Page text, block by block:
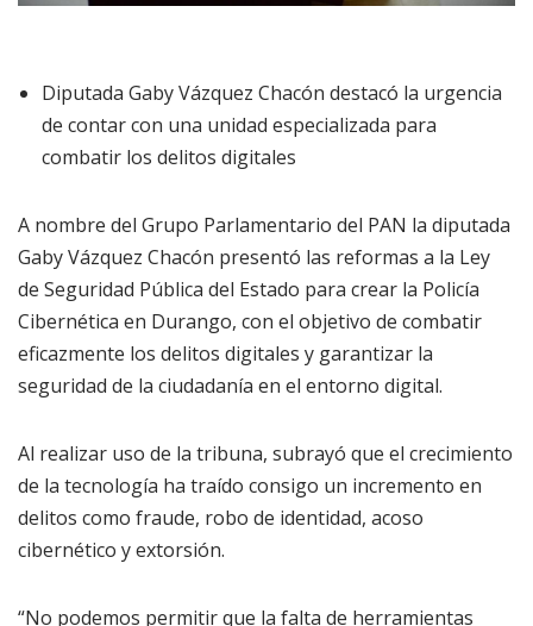
Diputada Gaby Vázquez Chacón destacó la urgencia
de contar con una unidad especializada para
combatir los delitos digitales
A nombre del Grupo Parlamentario del PAN la diputada
Gaby Vázquez Chacón presentó las reformas a la Ley
de Seguridad Pública del Estado para crear la Policía
Cibernética en Durango, con el objetivo de combatir
eficazmente los delitos digitales y garantizar la
seguridad de la ciudadanía en el entorno digital.
Al realizar uso de la tribuna, subrayó que el crecimiento
de la tecnología ha traído consigo un incremento en
delitos como fraude, robo de identidad, acoso
cibernético y extorsión.
“No podemos permitir que la falta de herramientas